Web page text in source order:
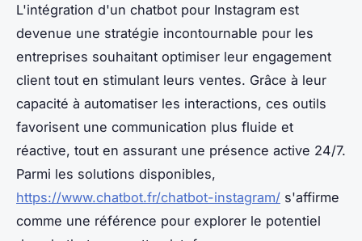
L'intégration d'un chatbot pour Instagram est
devenue une stratégie incontournable pour les
entreprises souhaitant optimiser leur engagement
client tout en stimulant leurs ventes. Grâce à leur
capacité à automatiser les interactions, ces outils
favorisent une communication plus fluide et
réactive, tout en assurant une présence active 24/7.
Parmi les solutions disponibles,
https://www.chatbot.fr/chatbot-instagram/ s'affirme
comme une référence pour explorer le potentiel